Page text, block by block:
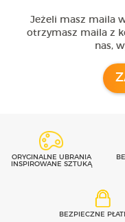
Jeżeli masz maila
otrzymasz maila z
nas,
ORYGINALNE UBRANIA
INSPIROWANE SZTUKĄ
BEZPIECZNE